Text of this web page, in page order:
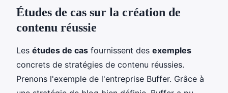
Études de cas sur la création de
contenu réussie
Les études de cas fournissent des exemples
concrets de stratégies de contenu réussies.
Prenons l'exemple de l'entreprise Buffer. Grâce à